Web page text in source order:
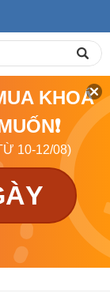
KHOÁ
10-12/08)